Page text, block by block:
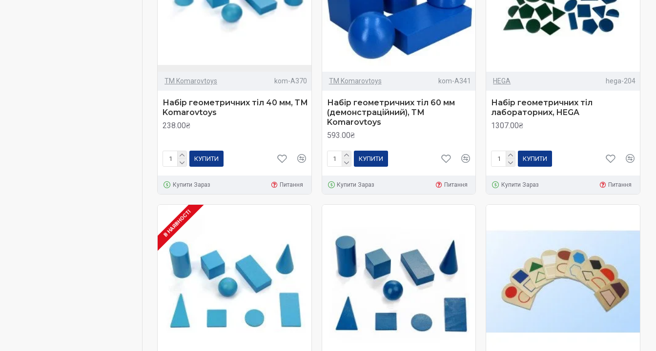
ТМ Komarovtoys kom-A370
Набір геометричних тіл 40 мм, ТМ
Komarovtoys
238.00₴
КУПИТИ
Купити Зараз Питання
ТМ Komarovtoys kom-A341
Набір геометричних тіл 60 мм
(демонстраційний), ТМ
Komarovtoys
593.00₴
КУПИТИ
Купити Зараз Питання
HEGA hega-204
Набір геометричних тіл
лабораторних, HEGA
1307.00₴
КУПИТИ
Купити Зараз Питання
В НАЯВНОСТІ